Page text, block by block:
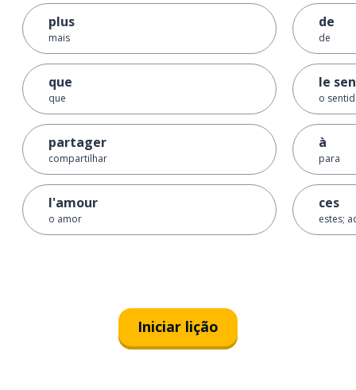
plus
mais
que
que
partager
compartilhar
l'amour
o amor
de
de
le
o
à
para
ces
estes;
Iniciar lição